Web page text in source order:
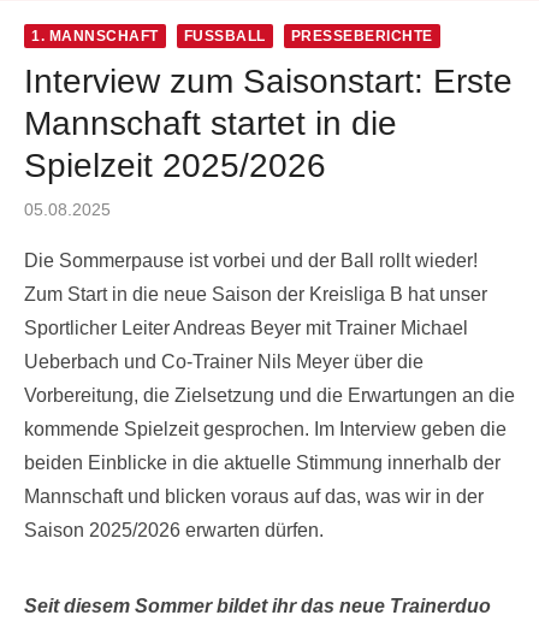
1. MANNSCHAFT FUSSBALL PRESSEBERICHTE
Interview zum Saisonstart: Erste
Mannschaft startet in die
Spielzeit 2025/2026
Posted
05.08.2025
Die Sommerpause ist vorbei und der Ball rollt wieder!
Zum Start in die neue Saison der Kreisliga B hat unser
Sportlicher Leiter Andreas Beyer mit Trainer Michael
Ueberbach und Co-Trainer Nils Meyer über die
Vorbereitung, die Zielsetzung und die Erwartungen an die
kommende Spielzeit gesprochen. Im Interview geben die
beiden Einblicke in die aktuelle Stimmung innerhalb der
Mannschaft und blicken voraus auf das, was wir in der
Saison 2025/2026 erwarten dürfen.
Seit diesem Sommer bildet ihr das neue Trainerduo